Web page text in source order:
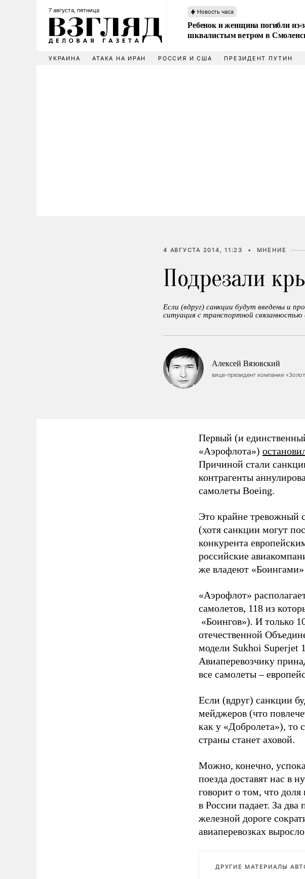
7 августа, пятница Новость часа
Ребенок и женщина погибли из-
шквалистым ветром в
УКРАИНА АТАКА НА ИРАН РОССИЯ И США ПРЕЗИДЕНТ ПУТИН
4 АВГУСТА 2014, 11:23 • МНЕНИЕ
Подрезали
Если (вдруг) санкции будут введены и
ситуация с транспортной
Алексей Вязовский
вице-президент компании
Первый (и
«Аэрофлота»)
Причиной стали
контрагенты
самолеты Boeing.
Это крайне тревожный
(хотя санкции могут
конкурента
российские
же владеют
«Аэрофлот»
самолетов, 118 из
«Боингов»). И только
отечественной
модели Sukhoi Superjet
Авиаперевозчику
все самолеты –
Если (вдруг) санкции
мейджеров (что
как у «Добролета»), то
страны станет аховой.
Можно, конечно,
поезда доставят нас в
говорит о том, что
в России падает. За два
железной дороге
авиаперевозках
ДРУГИЕ МАТЕРИАЛЫ